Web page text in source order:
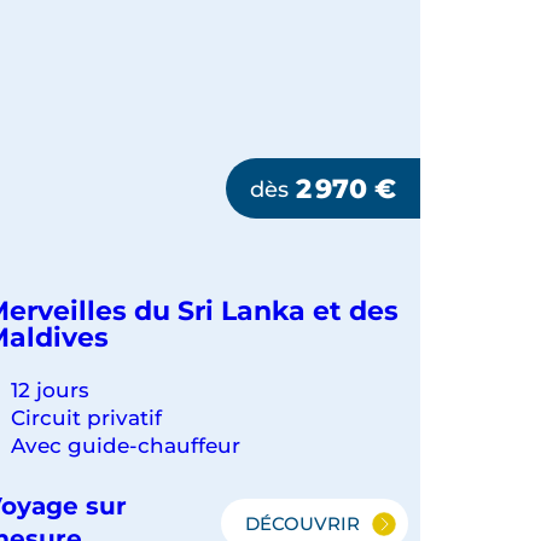
dès 2 970 €
du Sri Lanka et des
12 jours
Circuit privatif
Avec guide-chauffeur
sur
DÉCOUVRIR
MERVEILLES